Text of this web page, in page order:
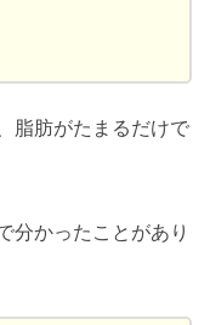
脂肪がたまるだけで
分かったことがあり